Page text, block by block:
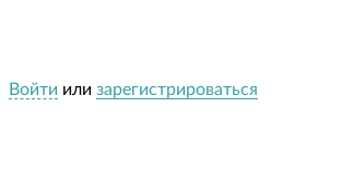
Войти или зарегистрироваться